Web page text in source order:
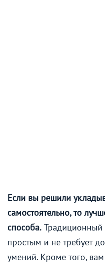
Если вы решили
самостоятельно, то
способа. Традиционный
простым и не требует
умений. Кроме того,